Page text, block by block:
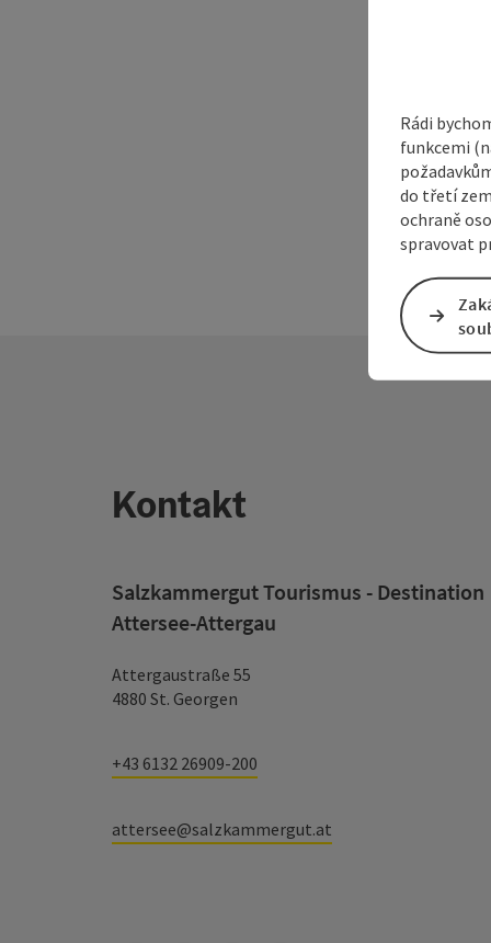
Kontakt
Salzkammergut Tourismus - Destination
Attersee-Attergau
Attergaustraße 55
4880 St. Georgen
+43 6132 26909-200
attersee@salzkammergut.at
Rádi
funkcemi
do třetí
ochraně
spravovat